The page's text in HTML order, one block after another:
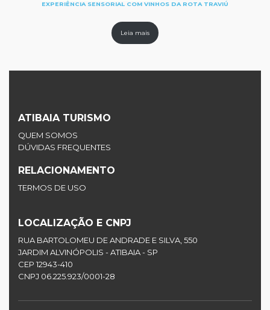
EXPERIÊNCIA SENSORIAL COM VINHOS DA ROTA TRAVIÚ
Leia mais
ATIBAIA TURISMO
QUEM SOMOS
DÚVIDAS FREQUENTES
RELACIONAMENTO
TERMOS DE USO
LOCALIZAÇÃO E CNPJ
RUA BARTOLOMEU DE ANDRADE E SILVA, 550
JARDIM ALVINÓPOLIS - ATIBAIA - SP
CEP 12943-410
CNPJ 06.225.923/0001-28